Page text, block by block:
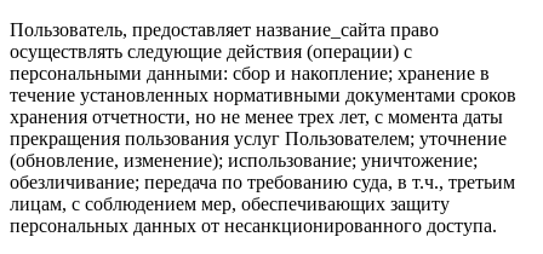
Пользователь, предоставляет название_сайта право
осуществлять следующие действия (операции) с
персональными данными: сбор и накопление; хранение в
течение установленных нормативными документами сроков
хранения отчетности, но не менее трех лет, с момента даты
прекращения пользования услуг Пользователем; уточнение
(обновление, изменение); использование; уничтожение;
обезличивание; передача по требованию суда, в т.ч., третьим
лицам, с соблюдением мер, обеспечивающих защиту
персональных данных от несанкционированного доступа.